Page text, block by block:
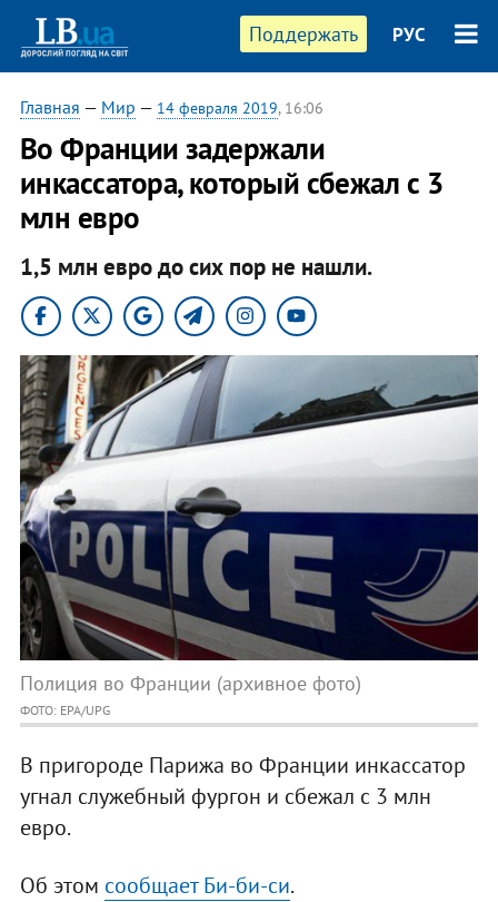
Поддержать РУС
Главная — Мир — 14 февраля 2019, 16:06
Во Франции задержали
инкассатора, который сбежал с 3
млн евро
1,5 млн евро до сих пор не нашли.
Полиция во Франции (архивное фото)
ФОТО: EPA/UPG
В пригороде Парижа во Франции инкассатор
угнал служебный фургон и сбежал с 3 млн
евро.
Об этом сообщает Би-би-си.